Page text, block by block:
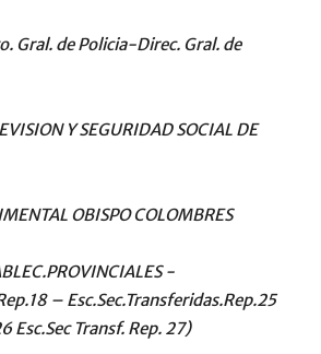
Gral. de Policia-Direc. Gral. de
Y SEGURIDAD SOCIAL DE
OBISPO COLOMBRES
-
– Esc.Sec.Transferidas.Rep.25
Esc.Sec Transf. Rep. 27)